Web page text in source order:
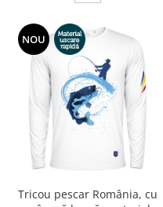
Tricouri cu mesaje de bine
Tricouri de poveste
Carduri Cadou
Colecții speciale
Tricouri Andra
Colecția Cucuteni Neamț
NOU
Tricou pescar România, cu